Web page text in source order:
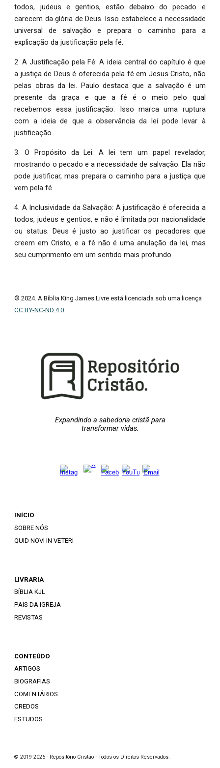
todos, judeus e gentios, estão debaixo do pecado e
carecem da glória de Deus. Isso estabelece a necessidade
universal de salvação e prepara o caminho para a
explicação da justificação pela fé.
2. A Justificação pela Fé: A ideia central do capítulo é que
a justiça de Deus é oferecida pela fé em Jesus Cristo, não
pelas obras da lei. Paulo destaca que a salvação é um
presente da graça e que a fé é o meio pelo qual
recebemos essa justificação. Isso marca uma ruptura
com a ideia de que a observância da lei pode levar à
justificação.
3. O Propósito da Lei: A lei tem um papel revelador,
mostrando o pecado e a necessidade de salvação. Ela não
pode justificar, mas prepara o caminho para a justiça que
vem pela fé.
4. A Inclusividade da Salvação: A justificação é oferecida a
todos, judeus e gentios, e não é limitada por nacionalidade
ou status. Deus é justo ao justificar os pecadores que
creem em Cristo, e a fé não é uma anulação da lei, mas
seu cumprimento em um sentido mais profundo.
© 2024. A Bíblia King James Livre está licenciada sob uma licença
CC BY-NC-ND 4.0.
Expandindo a sabedoria cristã para
transformar vidas.
INÍCIO
SOBRE NÓS
QUID NOVI IN VETERI
LIVRARIA
BÍBLIA KJL
PAIS DA IGREJA
REVISTAS
CONTEÚDO
ARTIGOS
BIOGRAFIAS
COMENTÁRIOS
CREDOS
ESTUDOS
© 2019-2026 - Repositório Cristão - Todos os Direitos Reservados.